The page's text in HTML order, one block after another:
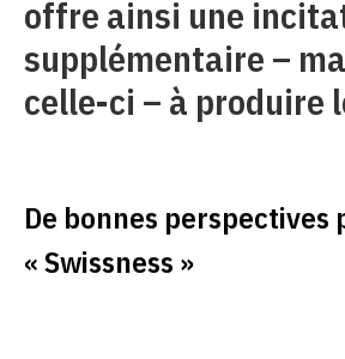
offre ainsi une
supplémentaire –
celle-ci – à produire
De bonnes perspectives
« Swissness »